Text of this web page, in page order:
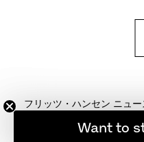
フリッツ・ハンセン ニュ
REGISTER登録者限
Want to